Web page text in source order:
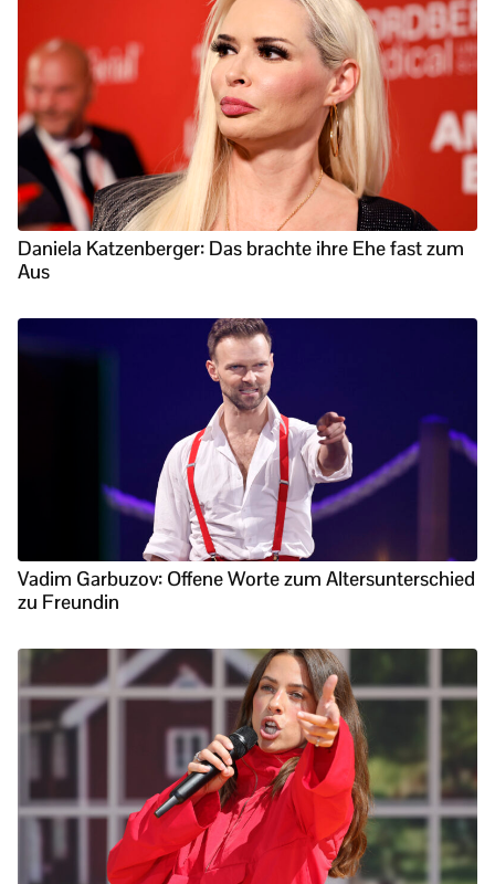
Daniela Katzenberger: Das brachte ihre Ehe fast zum
Aus
Vadim Garbuzov: Offene Worte zum Altersunterschied
zu Freundin